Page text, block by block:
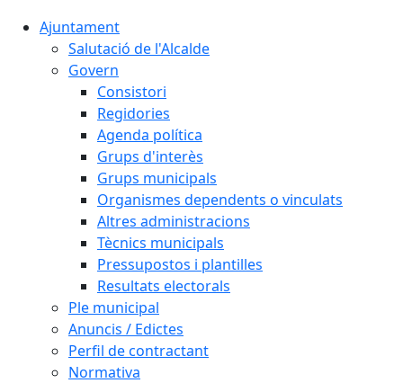
Ajuntament
Salutació de l'Alcalde
Govern
Consistori
Regidories
Agenda política
Grups d'interès
Grups municipals
Organismes dependents o vinculats
Altres administracions
Tècnics municipals
Pressupostos i plantilles
Resultats electorals
Ple municipal
Anuncis / Edictes
Perfil de contractant
Normativa